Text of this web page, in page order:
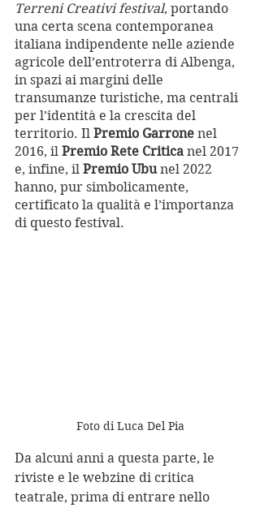
Terreni Creativi festival, portando
una certa scena contemporanea
italiana indipendente nelle aziende
agricole dell’entroterra di Albenga,
in spazi ai margini delle
transumanze turistiche, ma centrali
per l’identità e la crescita del
territorio. Il Premio Garrone nel
2016, il Premio Rete Critica nel 2017
e, infine, il Premio Ubu nel 2022
hanno, pur simbolicamente,
certificato la qualità e l’importanza
di questo festival.
Foto di Luca Del Pia
Da alcuni anni a questa parte, le
riviste e le webzine di critica
teatrale, prima di entrare nello